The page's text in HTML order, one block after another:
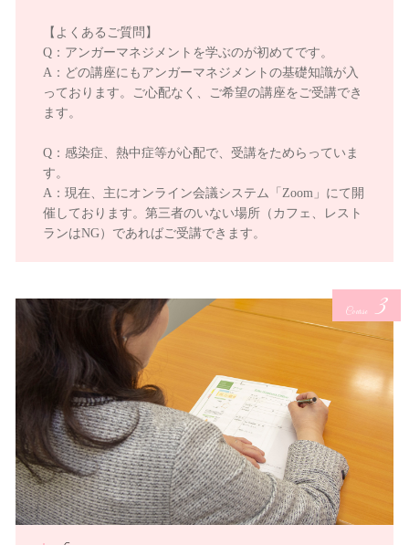
【よくあるご質問】
Q：アンガーマネジメントを学ぶのが初めてです。
A：どの講座にもアンガーマネジメントの基礎知識が入
っております。ご心配なく、ご希望の講座をご受講でき
ます。
Q：感染症、熱中症等が心配で、受講をためらっていま
す。
A：現在、主にオンライン会議システム「Zoom」にて開
催しております。第三者のいない場所（カフェ、レスト
ランはNG）であればご受講できます。
Course 3